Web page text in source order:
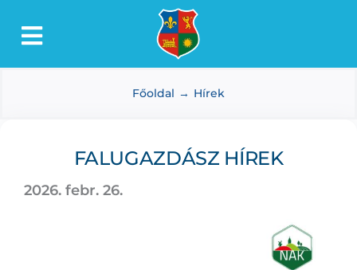
Toggle
Lőkösháza
Dokumentumtár
Média
Főoldal Hírek
FALUGAZDÁSZ HÍREK
2026. febr. 26.